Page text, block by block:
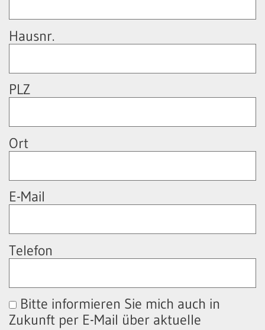
Hausnr.
PLZ
Ort
E-Mail
Telefon
Bitte informieren Sie mich auch in
Zukunft per E-Mail über aktuelle